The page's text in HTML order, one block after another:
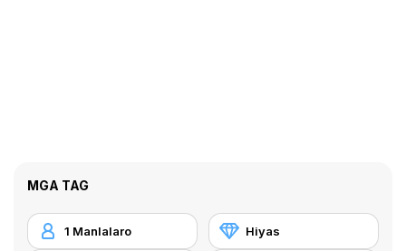
MGA TAG
1 Manlalaro Hiyas